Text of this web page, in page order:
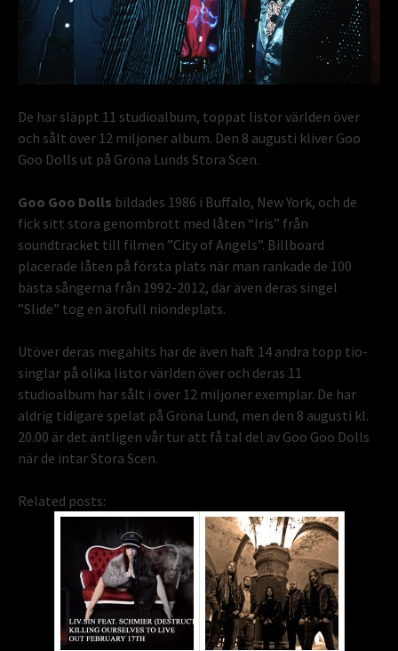
De har släppt 11 studioalbum, toppat listor världen över
och sålt över 12 miljoner album. Den 8 augusti kliver Goo
Goo Dolls ut på Gröna Lunds Stora Scen.
Goo Goo Dolls bildades 1986 i Buffalo, New York, och de
fick sitt stora genombrott med låten “Iris” från
soundtracket till filmen ”City of Angels”. Billboard
placerade låten på första plats när man rankade de 100
bästa sångerna från 1992-2012, där även deras singel
”Slide” tog en ärofull niondeplats.
Utöver deras megahits har de även haft 14 andra topp tio-
singlar på olika listor världen över och deras 11
studioalbum har sålt i över 12 miljoner exemplar. De har
aldrig tidigare spelat på Gröna Lund, men den 8 augusti kl.
20.00 är det äntligen vår tur att få tal del av Goo Goo Dolls
när de intar Stora Scen.
Related posts: